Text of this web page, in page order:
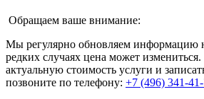
Обращаем ваше внимание:
Мы регулярно обновляем информацию
редких случаях цена может
актуальную стоимость услуги и
позвоните по телефону: +7 (496) 341-41-